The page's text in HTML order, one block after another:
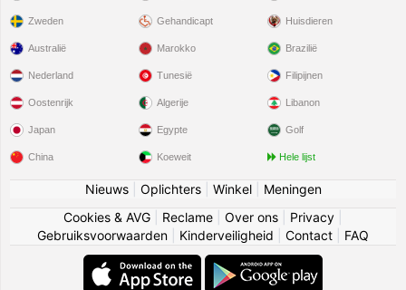
Zweden Gehandicapt Huisdieren
Australië
Nederland
Oostenrijk
Japan
China
Marokko
Tunesië
Algerije
Egypte
Koeweit
Brazilië
Filipijnen
Libanon
Golf
Hele lijst
Nieuws| Oplichters| Winkel| Meningen
Cookies & AVG
Reclame Over ons Privacy
Gebruiksvoorwaarden
Kinderveiligheid Contact FAQ